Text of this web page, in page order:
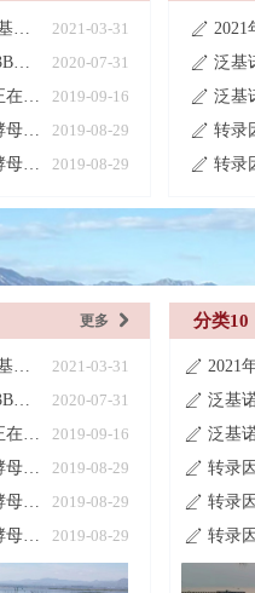
2021-03-31
2021年YGM003B酵母第一代培养基产品目录更新说明
2020-07-31
泛基诺酵母第一代培养基YGM003B系列
2019-09-16
泛基诺网站上线，频道栏目内容正在建设中
2019-08-29
转录因子万花丛中的夏日玫瑰：酵母单杂交系统
2019-08-29
转录因子万花丛中的夏日玫瑰：酵母单杂交系统
ꄅ
ꄅ
ꄅ
ꄅ
ꄅ
2021-03-31
2021年YGM003B酵母第一代培养基产品目录更新说明
2020-07-31
泛基诺酵母第一代培养基YGM003B系列
2019-09-16
泛基诺网站上线，频道栏目内容正在建设中
2019-08-29
转录因子万花丛中的夏日玫瑰：酵母单杂交系统
2019-08-29
转录因子万花丛中的夏日玫瑰：酵母单杂交系统
2019-08-29
转录因子万花丛中的夏日玫瑰：酵母单杂交系统
分类10
ꄅ
ꄅ
ꄅ
ꄅ
ꄅ
ꄅ
更多 낑